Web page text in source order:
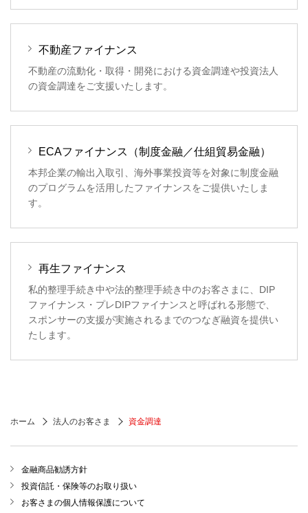
不動産ファイナンス
不動産の流動化・取得・開発における資金調達や投資法人
の資金調達をご支援いたします。
ECAファイナンス（制度金融／仕組貿易金融）
本邦企業の輸出入取引、海外事業投資等を対象に制度金融
のプログラムを活用したファイナンスをご提供いたしま
す。
再生ファイナンス
私的整理手続き中や法的整理手続き中のお客さまに、DIP
ファイナンス・プレDIPファイナンスと呼ばれる形態で、
スポンサーの支援が実施されるまでのつなぎ融資を提供い
たします。
ホーム 法人のお客さま 資金調達
金融商品勧誘方針
投資信託・保険等のお取り扱い
お客さまの個人情報保護について